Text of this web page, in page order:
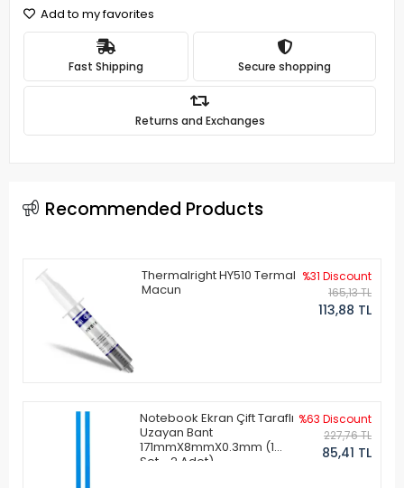
Add to my favorites
Fast Shipping Secure shopping
Returns and Exchanges
Recommended Products
Thermalright HY510 Termal
Macun
%31 Discount
165,13 TL
113,88 TL
Notebook Ekran Çift Taraflı
Uzayan Bant
171mmX8mmX0.3mm (1
Set - 2 Adet)
%63 Discount
227,76 TL
85,41 TL